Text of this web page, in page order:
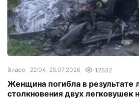
Видео 22:04, 25.07.2026 12632
Женщина погибла в результате
столкновения двух легковушек